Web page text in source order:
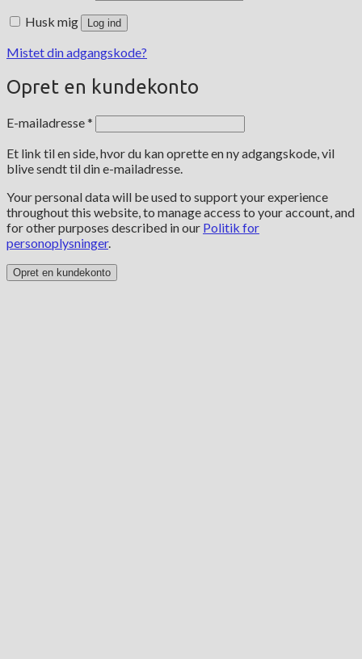
Husk mig Log ind
Mistet din adgangskode?
Opret en kundekonto
E-mailadresse*
Et link til en side, hvor du kan oprette en ny adgangskode, vil
blive sendt til din e-mailadresse.
Your personal data will be used to support your experience
throughout this website, to manage access to your account, and
for other purposes described in our Politik for
personoplysninger.
Opret en kundekonto